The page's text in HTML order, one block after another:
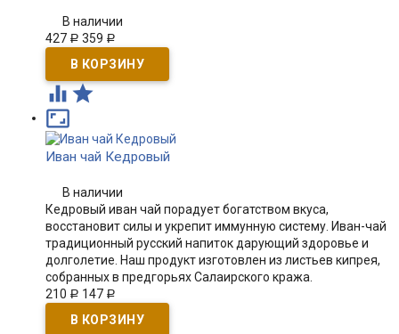
В наличии
427 Р 359 Р
 

Иван чай Кедровый
В наличии
Кедровый иван чай порадует богатством вкуса,
восстановит силы и укрепит иммунную систему. Иван-чай
традиционный русский напиток дарующий здоровье и
долголетие. Наш продукт изготовлен из листьев кипрея,
собранных в предгорьях Салаирского кража.
210 Р 147 Р